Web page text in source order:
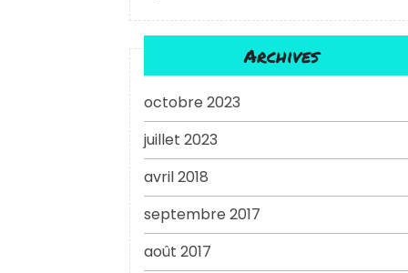
Archives
octobre 2023
juillet 2023
avril 2018
septembre 2017
août 2017